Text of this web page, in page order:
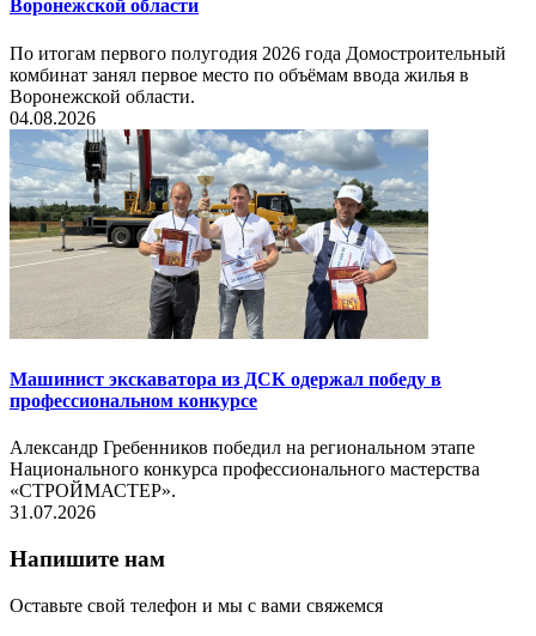
Воронежской области
По итогам первого полугодия 2026 года Домостроительный
комбинат занял первое место по объёмам ввода жилья в
Воронежской области.
04.08.2026
Машинист экскаватора из ДСК одержал победу в
профессиональном конкурсе
Александр Гребенников победил на региональном этапе
Национального конкурса профессионального мастерства
«СТРОЙМАСТЕР».
31.07.2026
Напишите нам
Оставьте свой телефон и мы с вами свяжемся